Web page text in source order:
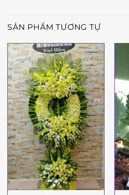
SẢN PHẨM TƯƠNG TỰ